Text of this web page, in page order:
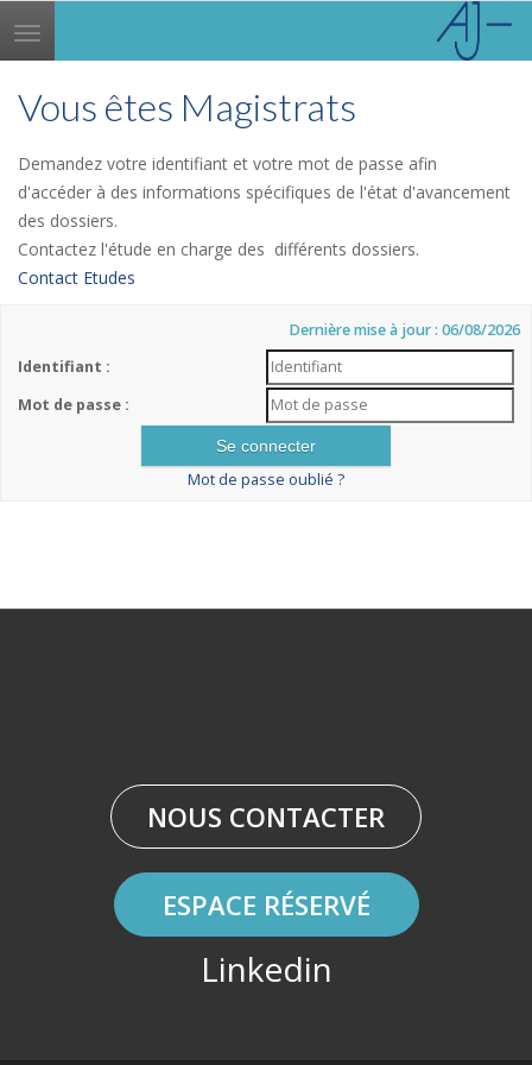
Toggle
navigation
Vous êtes Magistrats
Demandez votre identifiant et votre mot de passe afin
d'accéder à des informations spécifiques de l'état d'avancement
des dossiers.
Contactez l'étude en charge des différents dossiers.
Contact Etudes
Dernière mise à jour : 06/08/2026
Identifiant :
Mot de passe :
Mot de passe oublié ?
NOUS CONTACTER
ESPACE RÉSERVÉ
Linkedin